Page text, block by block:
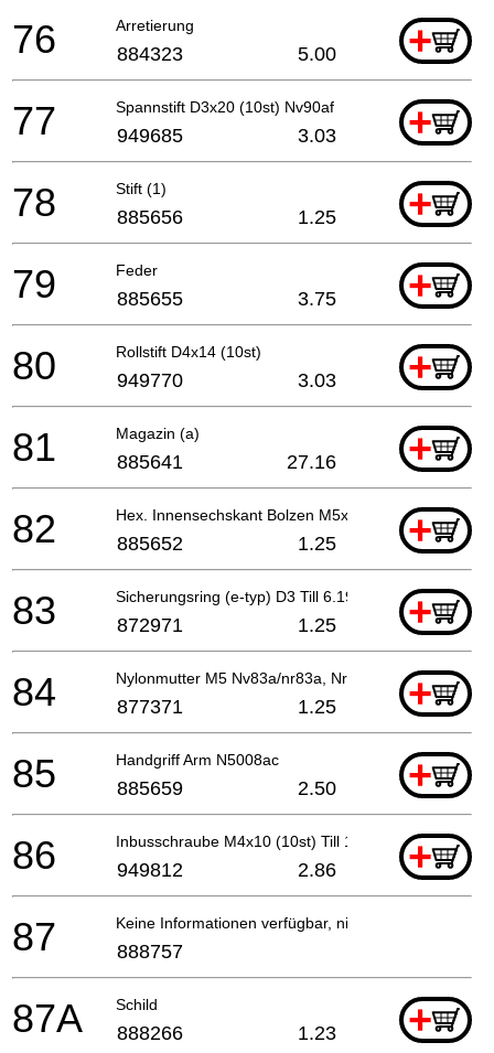
Arretierung +
76 884323 5.00
Spannstift D3x20 (10st) Nv90af +
77 949685 3.03
Stift (1) +
78 885656 1.25
Feder +
79 885655 3.75
Rollstift D4x14 (10st) +
80 949770 3.03
Magazin (a) +
81 885641 27.16
Hex. Innensechskant Bolzen M5x12 (mit Unterlegsche
+
82 885652 1.25
Sicherungsring (e-typ) D3 Till 6.1998 +
83 872971 1.25
Nylonmutter M5 Nv83a/nr83a, Nr90aa +
84 877371 1.25
Handgriff Arm N5008ac +
85 885659 2.50
Inbusschraube M4x10 (10st) Till 12.2017 +
86 949812 2.86
Keine Informationen verfügbar, nicht bestellbar
87 888757
Schild +
87A 888266 1.23